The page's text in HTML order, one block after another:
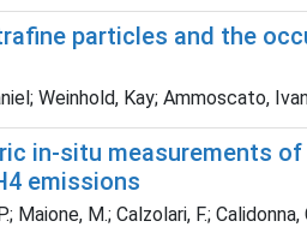
particles and the
Weinhold, Kay; Ammoscato,
in-situ measurements
emissions
Maione, M.; Calzolari, F.;